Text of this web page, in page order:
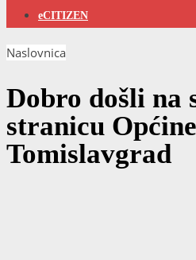
eCITIZEN
Naslovnica
Dobro došli na
stranicu Općine
Tomislavgrad